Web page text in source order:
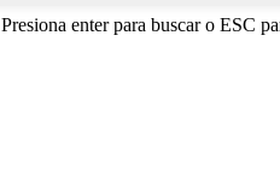
Presiona enter para buscar o ESC